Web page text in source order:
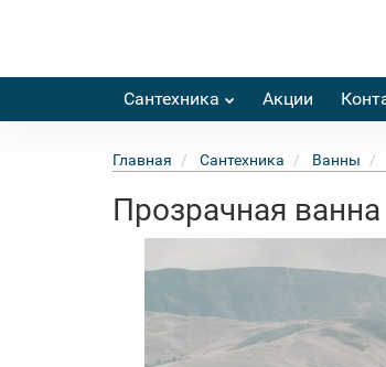
Сантехника Акции
Главная Сантехника Ванны
Прозрачная